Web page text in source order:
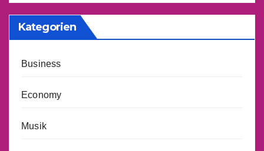
Kategorien
Business
Economy
Musik